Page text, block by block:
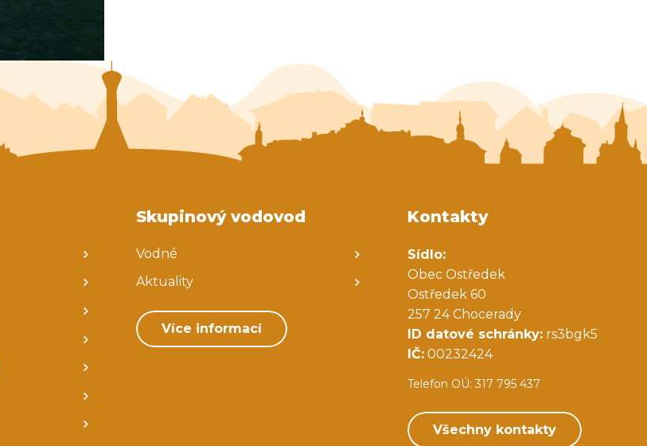
Skupinový vodovod
Vodné
Aktuality
Více informací
Kontakty
Sídlo:
Obec Ostředek
Ostředek 60
257 24 Chocerady
ID datové schránky: rs3bgk5
IČ: 00232424
Telefon OÚ: 317 795 437
Všechny kontakty